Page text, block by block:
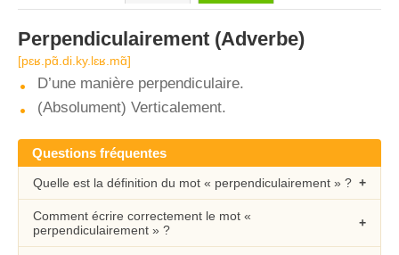
Perpendiculairement (Adverbe)
[pɛʁ.pɑ̃.di.ky.lɛʁ.mɑ̃]
D’une manière perpendiculaire.
(Absolument) Verticalement.
Questions fréquentes
Quelle est la définition du mot « perpendiculairement » ?
Comment écrire correctement le mot «
perpendiculairement » ?